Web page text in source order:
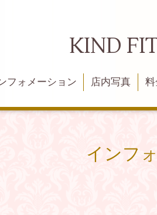
KIND
フォメーション 店内写真
インフ